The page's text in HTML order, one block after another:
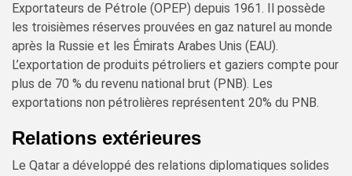
Exportateurs de Pétrole (OPEP) depuis 1961. Il possède
les troisièmes réserves prouvées en gaz naturel au monde
après la Russie et les Émirats Arabes Unis (EAU).
L’exportation de produits pétroliers et gaziers compte pour
plus de 70 % du revenu national brut (PNB). Les
exportations non pétrolières représentent 20% du PNB.
Relations extérieures
Le Qatar a développé des relations diplomatiques solides